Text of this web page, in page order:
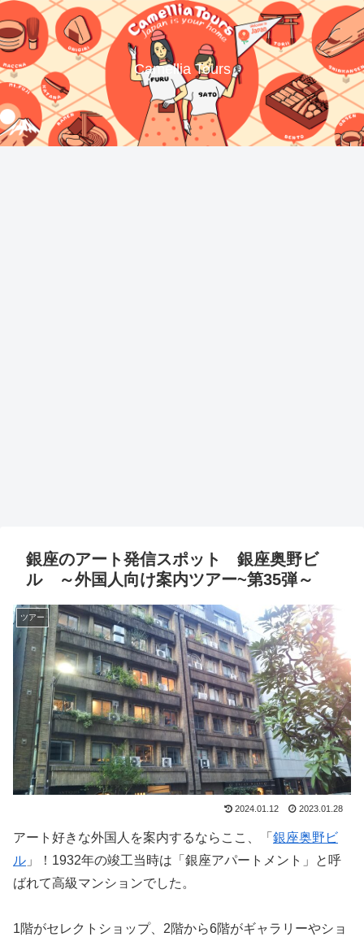
Camellia Tours
銀座のアート発信スポット 銀座奥野ビ
ル ～外国人向け案内ツアー~第35弾～
ツアー
2024.01.12 2023.01.28
アート好きな外国人を案内するならここ、「 銀座奥野ビ
ル 」！1932年の竣工当時は「銀座アパートメント」と呼
ばれて高級マンションでした。
1階がセレクトショップ、2階から6階がギャラリーやショ